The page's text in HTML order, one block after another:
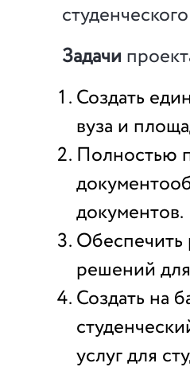
Задачи
Создать
вуза и
Полностью
документов.
решений
Создать на
услуг для